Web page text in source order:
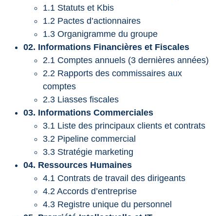
1.1 Statuts et Kbis
1.2 Pactes d’actionnaires
1.3 Organigramme du groupe
02. Informations Financières et Fiscales
2.1 Comptes annuels (3 dernières années)
2.2 Rapports des commissaires aux
comptes
2.3 Liasses fiscales
03. Informations Commerciales
3.1 Liste des principaux clients et contrats
3.2 Pipeline commercial
3.3 Stratégie marketing
04. Ressources Humaines
4.1 Contrats de travail des dirigeants
4.2 Accords d’entreprise
4.3 Registre unique du personnel